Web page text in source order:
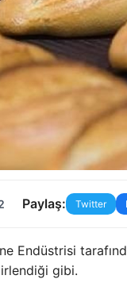
Paylaş: Twitter
Endüstrisi
gibi.